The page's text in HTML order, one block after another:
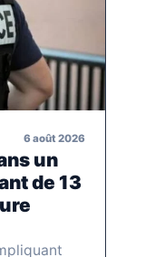
6 août 2026
un
de 13